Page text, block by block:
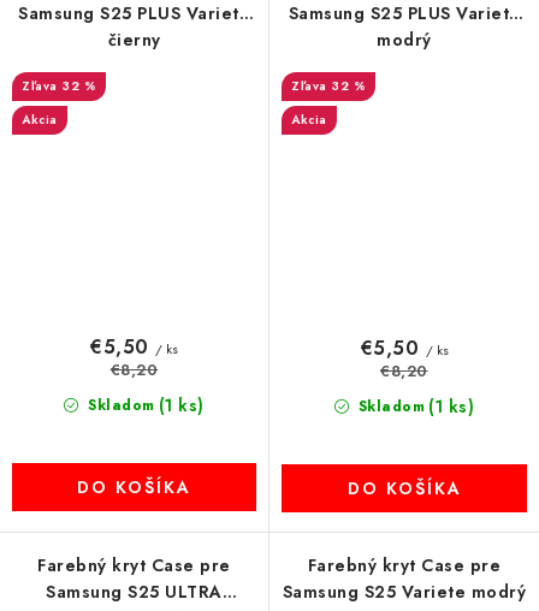
Samsung S25 PLUS Variete
čierny
32 %
Akcia
Skladom (1 ks)
€5,50 / ks
€8,20
DO KOŠÍKA
Samsung S25 PLUS Variete
modrý
32 %
Akcia
Skladom (1 ks)
€5,50 / ks
€8,20
DO KOŠÍKA
Farebný kryt Case pre
Samsung S25 ULTRA
Farebný kryt Case pre
Samsung S25 Variete modrý